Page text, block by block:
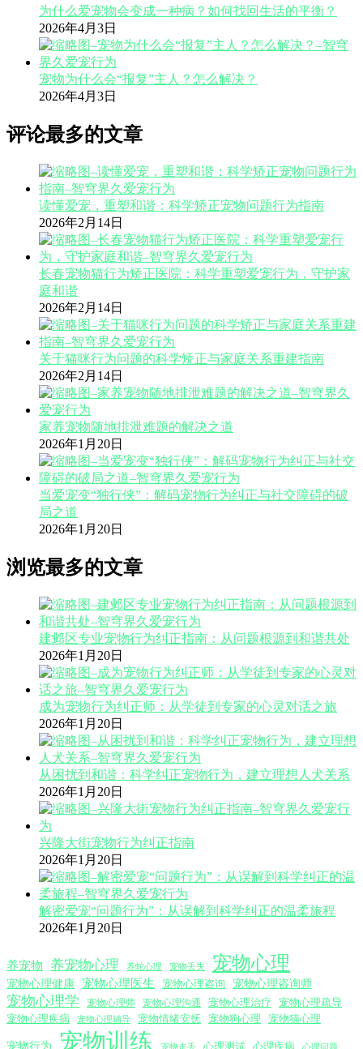
为什么爱宠物会变成一种病？如何找回生活的平衡？
2026年4月3日
宠物为什么会“报复”主人？怎么解决？
2026年4月3日
评论最多的文章
读懂爱宠，重塑和谐：科学矫正宠物问题行为指南
2026年2月14日
长春宠物猫行为矫正医院：科学重塑爱宠行为，守护家
庭和谐
2026年2月14日
关于猫咪行为问题的科学矫正与家庭关系重建指南
2026年2月14日
家养宠物随地排泄难题的解决之道
2026年1月20日
当爱宠变“独行侠”：解码宠物行为纠正与社交障碍的破
局之道
2026年1月20日
浏览最多的文章
建邺区专业宠物行为纠正指南：从问题根源到和谐共处
2026年1月20日
成为宠物行为纠正师：从学徒到专家的心灵对话之旅
2026年1月20日
从困扰到和谐：科学纠正宠物行为，建立理想人犬关系
2026年1月20日
兴隆大街宠物行为纠正指南
2026年1月20日
解密爱宠“问题行为”：从误解到科学纠正的温柔旅程
2026年1月20日
养宠物 养宠物心理 养蛇心理 宠物丢失 宠物心理
宠物心理健康 宠物心理医生 宠物心理咨询 宠物心理咨询师
宠物心理学 宠物心理师 宠物心理沟通 宠物心理治疗
宠物心理疏导
宠物心理疾病
宠物心理辅导 宠物情绪安抚 宠物狗心理 宠物猫心理
宠物行为 宠物训练 宠物走丢 心理测试 心理疾病 心理问题